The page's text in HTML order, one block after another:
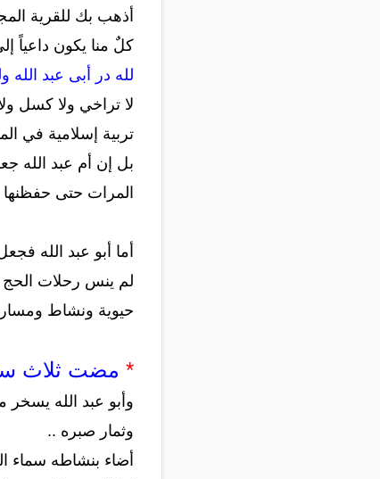
أذهب بك للقرية
كلٌ منا يكون داعياً
لله در أبى عبد الله
لا تراخي ولا كسل
تربية إسلامية في
بل إن أم عبد الله
المرات حتى حفظنها
أما أبو عبد الله
لم ينس رحلات الحج
حيوية ونشاط
* مضت ثلاث
وأبو عبد الله يسخر
وثمار صبره ..
أضاء بنشاطه سماء